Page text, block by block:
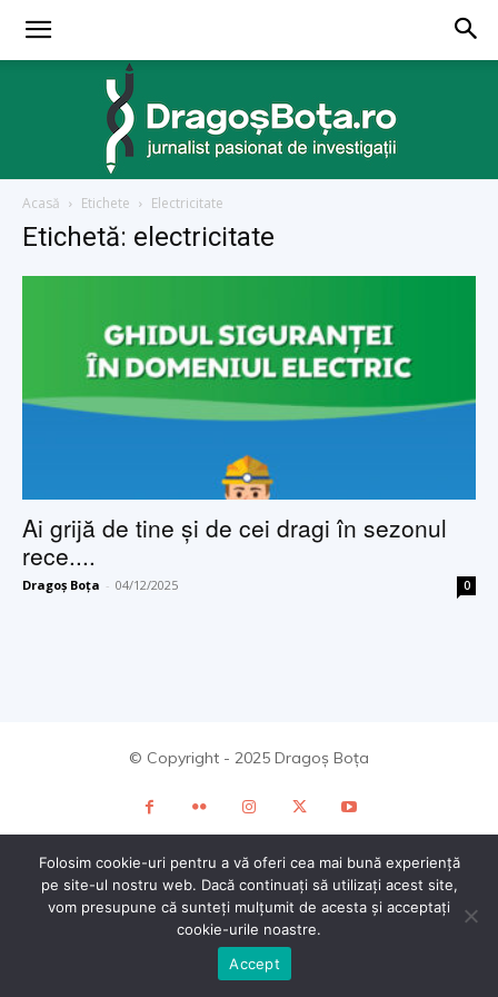
dragosbota.ro
Acasă Etichete Electricitate
Etichetă: electricitate
Ai grijă de tine și de cei dragi în sezonul
rece....
Dragoș Boța - 04/12/2025 0
© Copyright - 2025 Dragoș Boța
Folosim cookie-uri pentru a vă oferi cea mai bună experiență
pe site-ul nostru web. Dacă continuați să utilizați acest site,
vom presupune că sunteți mulțumit de acesta și acceptați
cookie-urile noastre.
Accept